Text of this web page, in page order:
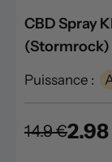
CBD Spray
(Stormrock)
Puissance :
14.9 €